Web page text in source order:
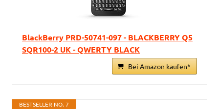
BlackBerry PRD-50741-097 - BLACKBERRY Q5
SQR100-2 UK - QWERTY BLACK
Bei Amazon kaufen*
BESTSELLER NO. 7